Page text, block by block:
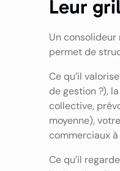
Leur
Un
permet de
Ce qu’il
de gestion ?),
collective,
moyenne),
commerciaux
Ce qu’il